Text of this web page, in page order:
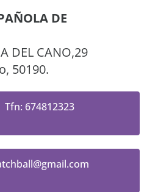
DE
DEL CANO,29
50190.
Tfn: 674812323
l@gmail.com